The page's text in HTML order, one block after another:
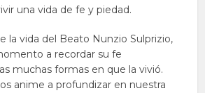
una vida de fe y piedad.
la vida del Beato Nunzio Sulprizio,
a recordar su fe
muchas formas en que la vivió.
anime a profundizar en nuestra